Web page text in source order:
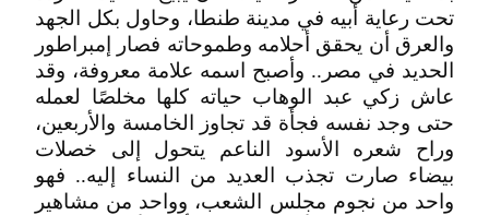
تحت رعاية أبيه في مدينة طنطا، وحاول بكل الجهد
والعرق أن يحقق أحلامه وطموحاته فصار إمبراطور
الحديد في مصر.. وأصبح اسمه علامة معروفة، وقد
عاش زكي عبد الوهاب حياته كلها مخلصًا لعمله
حتى وجد نفسه فجأة قد تجاوز الخامسة والأربعين،
وراح شعره الأسود الناعم يتحول إلى خصلات
بيضاء صارت تجذب العديد من النساء إليه.. فهو
واحد من نجوم مجلس الشعب، وواحد من مشاهير